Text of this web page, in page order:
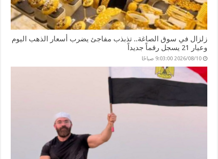
زلزال في سوق الصاغة.. تذبذب مفاجئ يضرب أسعار الذهب اليوم
وعيار 21 يسجل رقماً جديداً
2026/08/10 9:03:00 صباحًا